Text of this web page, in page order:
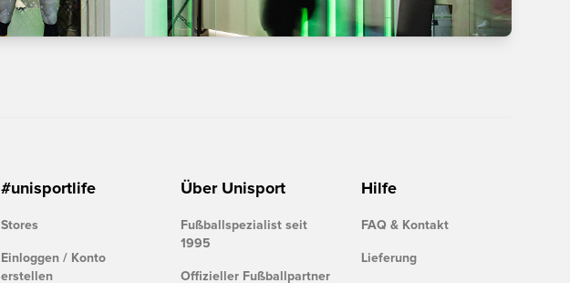
#unisportlife
Stores
Einloggen / Konto
erstellen
Über Unisport
Fußballspezialist seit
1995
Offizieller Fußballpartner
Hilfe
FAQ & Kontakt
Lieferung